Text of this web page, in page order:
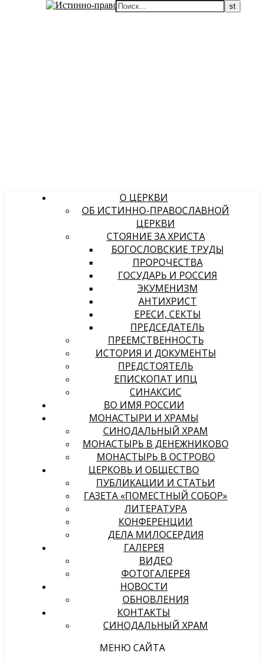
О ЦЕРКВИ
ОБ ИСТИННО-ПРАВОСЛАВНОЙ
ЦЕРКВИ
СТОЯНИЕ ЗА ХРИСТА
БОГОСЛОВСКИЕ ТРУДЫ
ПРОРОЧЕСТВА
ГОСУДАРЬ И РОССИЯ
ЭКУМЕНИЗМ
АНТИХРИСТ
ЕРЕСИ, СЕКТЫ
ПРЕДСЕДАТЕЛЬ
ПРЕЕМСТВЕННОСТЬ
ИСТОРИЯ И ДОКУМЕНТЫ
ПРЕДСТОЯТЕЛЬ
ЕПИСКОПАТ ИПЦ
СИНАКСИС
ВО ИМЯ РОССИИ
МОНАСТЫРИ И ХРАМЫ
СИНОДАЛЬНЫЙ ХРАМ
МОНАСТЫРЬ В ДЕНЕЖНИКОВО
МОНАСТЫРЬ В ОСТРОВО
ЦЕРКОВЬ И ОБЩЕСТВО
ПУБЛИКАЦИИ И СТАТЬИ
ГАЗЕТА «ПОМЕСТНЫЙ СОБОР»
ЛИТЕРАТУРА
КОНФЕРЕНЦИИ
ДЕЛА МИЛОСЕРДИЯ
ГАЛЕРЕЯ
ВИДЕО
ФОТОГАЛЕРЕЯ
НОВОСТИ
ОБНОВЛЕНИЯ
КОНТАКТЫ
СИНОДАЛЬНЫЙ ХРАМ
МЕНЮ САЙТА